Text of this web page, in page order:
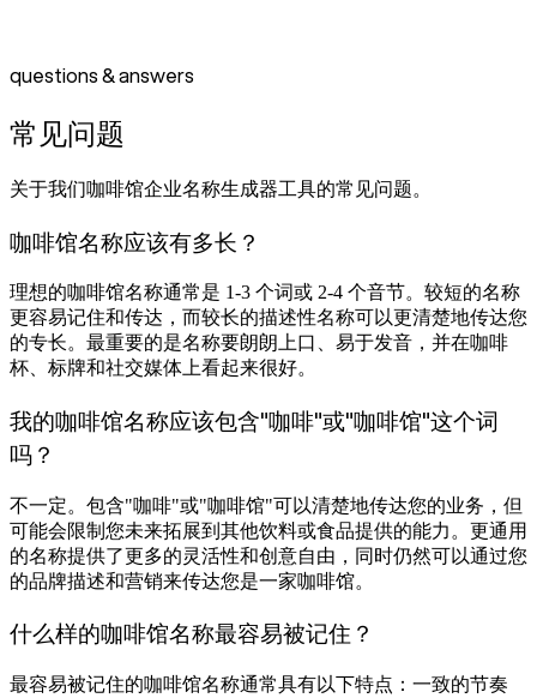
questions & answers
常见问题
关于我们咖啡馆企业名称生成器工具的常见问题。
咖啡馆名称应该有多长？
理想的咖啡馆名称通常是 1-3 个词或 2-4 个音节。较短的名称
更容易记住和传达，而较长的描述性名称可以更清楚地传达您
的专长。最重要的是名称要朗朗上口、易于发音，并在咖啡
杯、标牌和社交媒体上看起来很好。
我的咖啡馆名称应该包含"咖啡"或"咖啡馆"这个词
吗？
不一定。包含"咖啡"或"咖啡馆"可以清楚地传达您的业务，但
可能会限制您未来拓展到其他饮料或食品提供的能力。更通用
的名称提供了更多的灵活性和创意自由，同时仍然可以通过您
的品牌描述和营销来传达您是一家咖啡馆。
什么样的咖啡馆名称最容易被记住？
最容易被记住的咖啡馆名称通常具有以下特点：一致的节奏